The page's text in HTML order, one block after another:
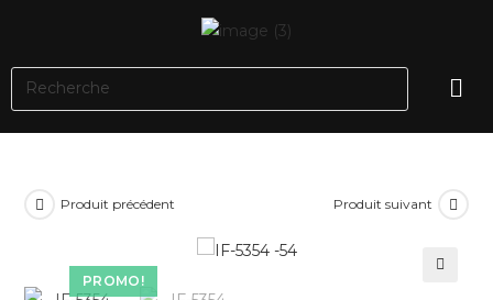
PROMO!
Produit précédent Produit suivant